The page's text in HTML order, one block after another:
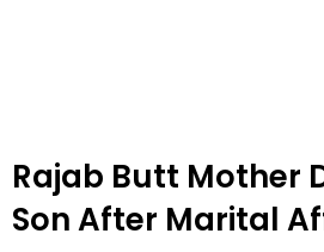
Rajab Butt Mother
Son After Marital